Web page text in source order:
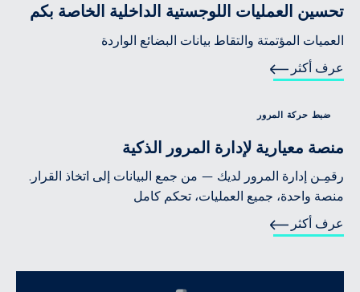
تحسين العمليات اللوجستية الداخلية الخاصة بكم
العميات المؤتمتة والتقاط بيانات البضائع الواردة
عرف أكثر
ضبط حركة المرور
منصة معيارية لإدارة المرور الذكية
رقمِـن إدارة المرور لديك — من جمع البيانات إلى اتخاذ القرار.
منصة واحدة، جميع العمليات، تحكم كامل
عرف أكثر